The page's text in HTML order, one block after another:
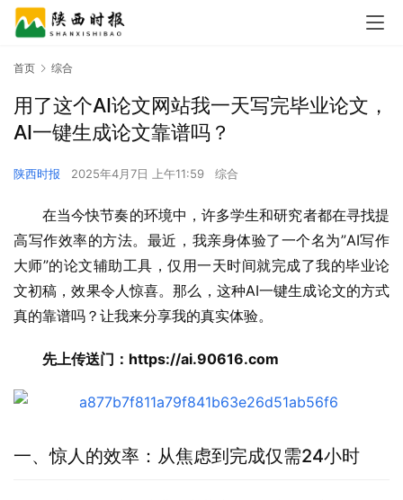
首页 综合
用了这个AI论文网站我一天写完毕业论文，
AI一键生成论文靠谱吗？
陕西时报 2025年4月7日 上午11:59 综合
在当今快节奏的环境中，许多学生和研究者都在寻找提
高写作效率的方法。最近，我亲身体验了一个名为”AI写作
大师”的论文辅助工具，仅用一天时间就完成了我的毕业论
文初稿，效果令人惊喜。那么，这种AI一键生成论文的方式
真的靠谱吗？让我来分享我的真实体验。
先上传送门：https://ai.90616.com
一、惊人的效率：从焦虑到完成仅需24小时